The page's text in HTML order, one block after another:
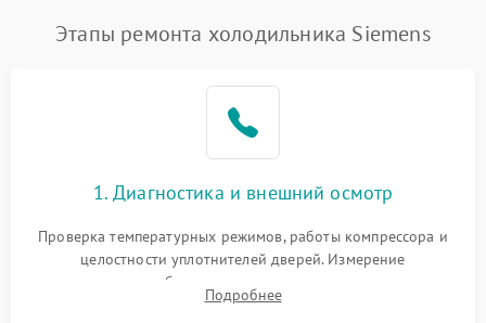
Поломка системы No Frost 2600 ₽ Подробнее →
работе
2000 ₽ Подробнее →
1000 ₽
Этапы ремонта холодильника Siemens
1. Диагностика и внешний осмотр
Проверка температурных режимов, работы компрессора и
целостности уплотнителей дверей. Измерение
сопротивления обмоток мотора, проверка термостата и
считывание кодов ошибок с электронного дисплея.
Подробнее